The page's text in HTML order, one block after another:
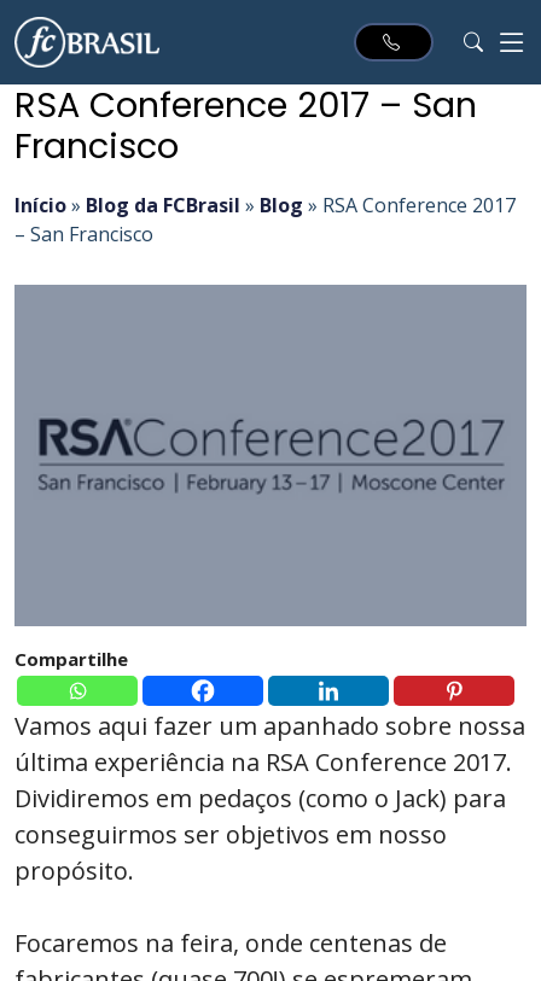
RSA Conference 2017 – San
Francisco
Início» Blog da FCBrasil » Blog » RSA Conference 2017
– San Francisco
Compartilhe
Vamos aqui fazer um apanhado sobre nossa
última experiência na RSA Conference 2017.
Dividiremos em pedaços (como o Jack) para
conseguirmos ser objetivos em nosso
propósito.
Focaremos na feira, onde centenas de